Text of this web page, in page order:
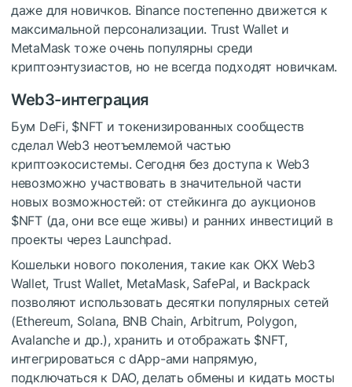
даже для новичков. Binance постепенно движется к
максимальной персонализации. Trust Wallet и
MetaMask тоже очень популярны среди
криптоэнтузиастов, но не всегда подходят новичкам.
Web3-интеграция
Бум DeFi, $NFT и токенизированных сообществ
сделал Web3 неотъемлемой частью
криптоэкосистемы. Сегодня без доступа к Web3
невозможно участвовать в значительной части
новых возможностей: от стейкинга до аукционов
$NFT(да, они все еще живы) и ранних инвестиций в
проекты через Launchpad.
Кошельки нового поколения, такие как OKX Web3
Wallet, Trust Wallet, MetaMask, SafePal, и Backpack
позволяют использовать десятки популярных сетей
(Ethereum, Solana, BNB Chain, Arbitrum, Polygon,
Avalanche и др.), хранить и отображать $NFT,
интегрироваться с dApp-ами напрямую,
подключаться к DAO, делать обмены и кидать мосты